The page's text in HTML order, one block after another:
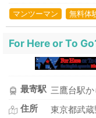
マンツーマン 無料体
For Here or To
最寄駅 三鷹台駅
住所
東京都武